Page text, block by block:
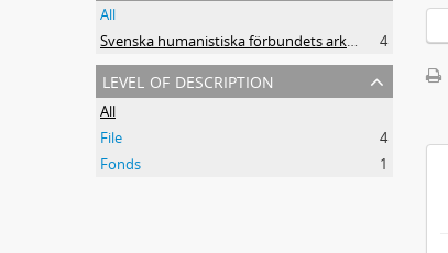
All
Svenska humanistiska förbundets arkiv: handlingar 2003-2012
4
level of description
All
File
4
Fonds
1